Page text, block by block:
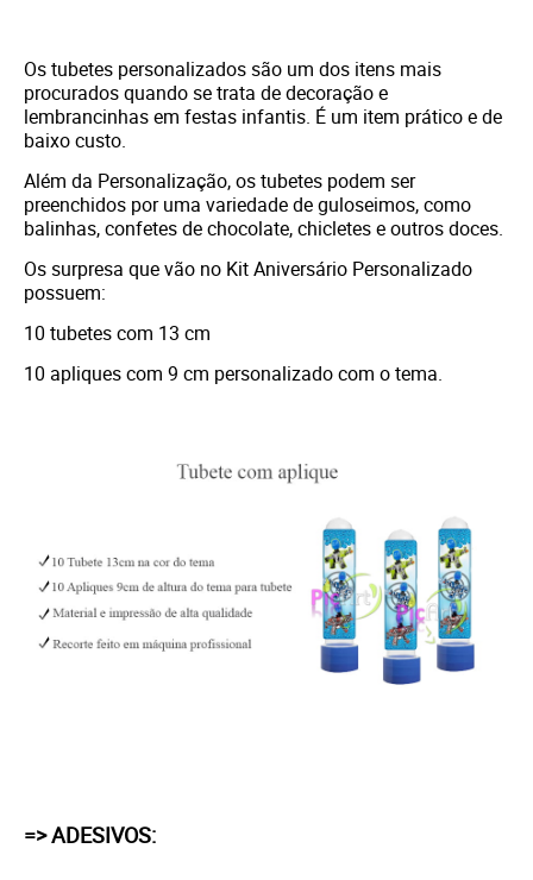
Os tubetes personalizados são um dos itens mais
procurados quando se trata de decoração e
lembrancinhas em festas infantis. É um item prático e de
baixo custo.
Além da Personalização, os tubetes podem ser
preenchidos por uma variedade de guloseimos, como
balinhas, confetes de chocolate, chicletes e outros doces.
Os surpresa que vão no Kit Aniversário Personalizado
possuem:
10 tubetes com 13 cm
10 apliques com 9 cm personalizado com o tema.
=> ADESIVOS: